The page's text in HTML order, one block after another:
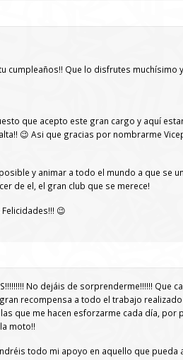
cumpleaños!! Que lo disfrutes muchísimo
que acepto este gran cargo y aquí
😉 Asi que gracias por nombrarme
y animar a todo el mundo a que se
de el, el gran club que se merece!
😉
No dejáis de sorprenderme!!!!!! Que
recompensa a todo el trabajo
que me hacen esforzarme cada día, por
moto!!
todo mi apoyo en aquello que pueda